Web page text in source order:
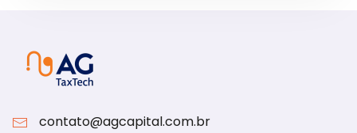
contato@agcapital.com.br